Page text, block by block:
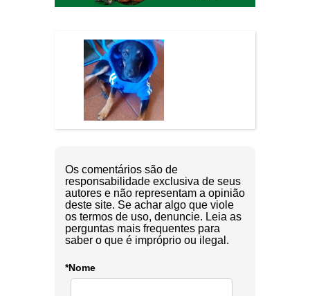
Os comentários são de
responsabilidade exclusiva de seus
autores e não representam a opinião
deste site. Se achar algo que viole
os termos de uso, denuncie. Leia as
perguntas mais frequentes para
saber o que é impróprio ou ilegal.
*Nome